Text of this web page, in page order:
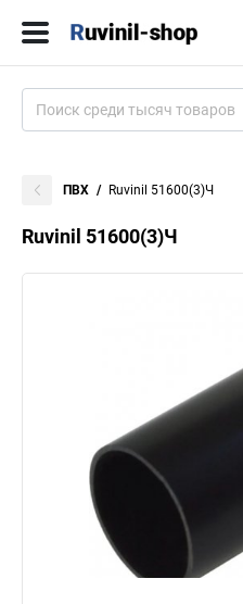
ПВХ Ruvinil 51600(3)Ч
Ruvinil 51600(3)Ч